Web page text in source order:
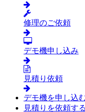
修理のご依頼
デモ機申し込み
見積り依頼
デモ機を申し込
見積りを依頼する